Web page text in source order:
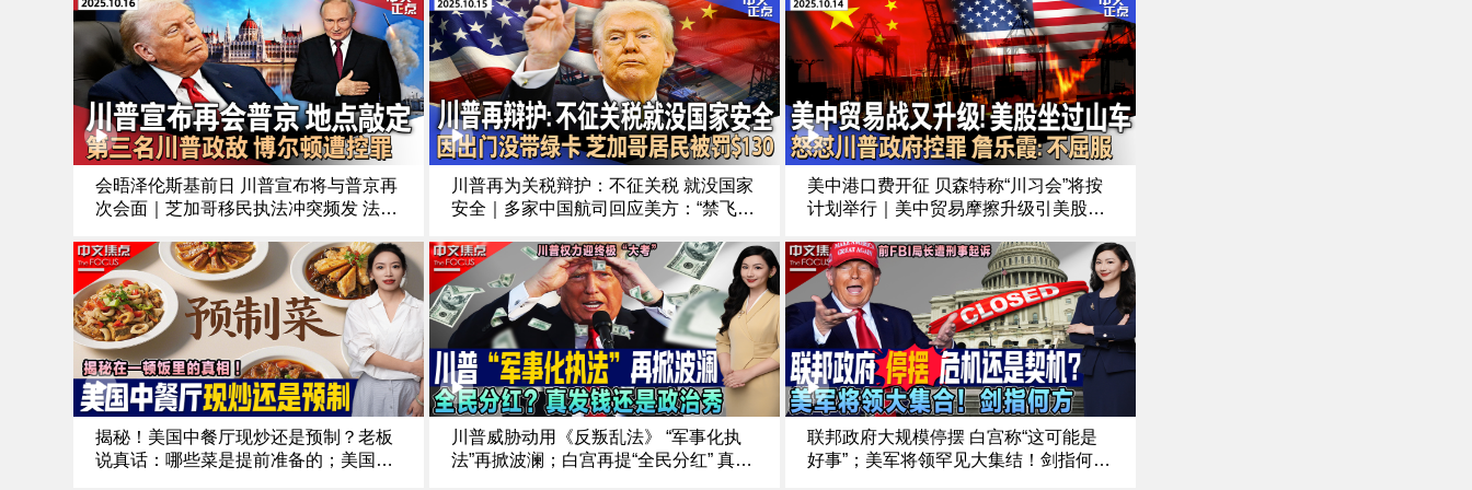
会晤泽伦斯基前日 川普宣布将与普京再
次会面｜芝加哥移民执法冲突频发 法官
前国安顾问博尔顿遭控罪｜涉下药侵犯
多人 南加大中国留学生被起诉《中文正
点》25.10.16
川普再为关税辩护：不征关税 就没国家
安全｜多家中国航司回应美方：“禁飞俄
川普内阁指责中国经济胁迫｜出门没带
绿卡 芝加哥居民被罚$130《中文正点》
25.10.15
美中港口费开征 贝森特称“川习会”将按
计划举行｜美中贸易摩擦升级引美股
人质遗体归还问题砍援助｜强硬回应川
普政府指控 詹乐霞称“不会屈服”《中文
正点》25.10.14
揭秘！美国中餐厅现炒还是预制？老板
说真话：哪些菜是提前准备的；美国
川普威胁动用《反叛乱法》 “军事化执
法”再掀波澜；白宫再提“全民分红” 真发
联邦政府大规模停摆 白宫称“这可能是
好事”；美军将领罕见大集结！剑指何